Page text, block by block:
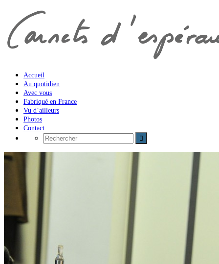
Accueil
Au quotidien
Avec vous
Fabriqué en France
Vu d’ailleurs
Photos
Contact